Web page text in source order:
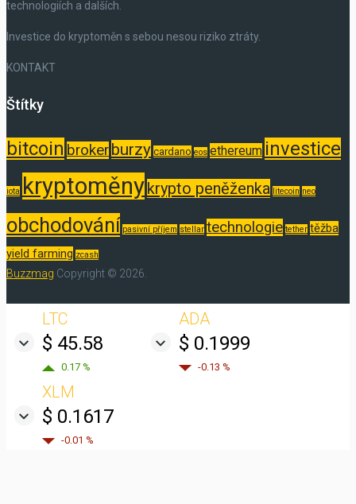
technologiích a dalších.
Investice do kryptoměn s sebou nesou riziko ztráty.
KONTAKT
Štítky
bitcoin brokerburzy cardano eos ethereum investice
iota kryptoměnykrypto peněženka litecoin neo
obchodování pasivní příjem stellar technologie tether těžba
yield farming zcash
Buzzmag Copyright © 2026.
LTC
$ 45.58
0.17 %
ADA
$ 0.1999
-0.13 %
XLM
$ 0.1617
-0.01 %